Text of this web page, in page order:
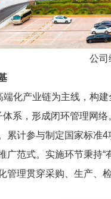
公司
端化产业链为主线，构
系，形成闭环管理网
累计参与制定国家标准
广范式。实施环节秉持
管理贯穿采购、生产、